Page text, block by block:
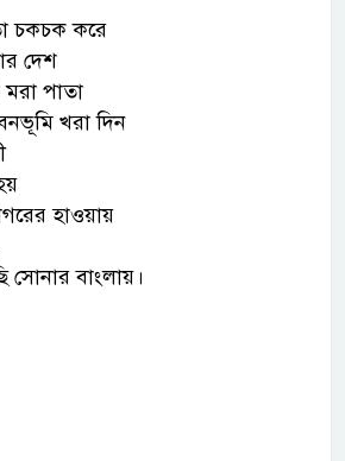
চকচক করে
দেশ
পাতা
খরা দিন
হাওয়ায়
সোনার বাংলায়।